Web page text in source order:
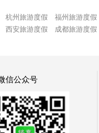
杭州旅游度假 福州旅游度假
西安旅游度假 成都旅游度假
信公众号